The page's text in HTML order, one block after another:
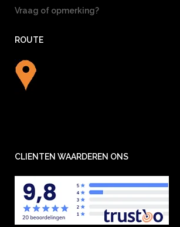
Vraag of opmerking?
ROUTE
CLIENTEN WAARDEREN ONS